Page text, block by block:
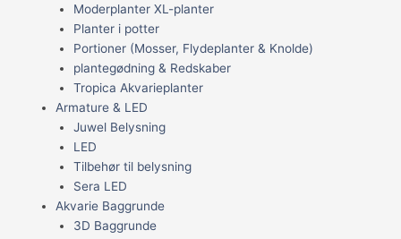
Moderplanter XL-planter
Planter i potter
Portioner (Mosser, Flydeplanter & Knolde)
plantegødning & Redskaber
Tropica Akvarieplanter
Armature & LED
Juwel Belysning
LED
Tilbehør til belysning
Sera LED
Akvarie Baggrunde
3D Baggrunde